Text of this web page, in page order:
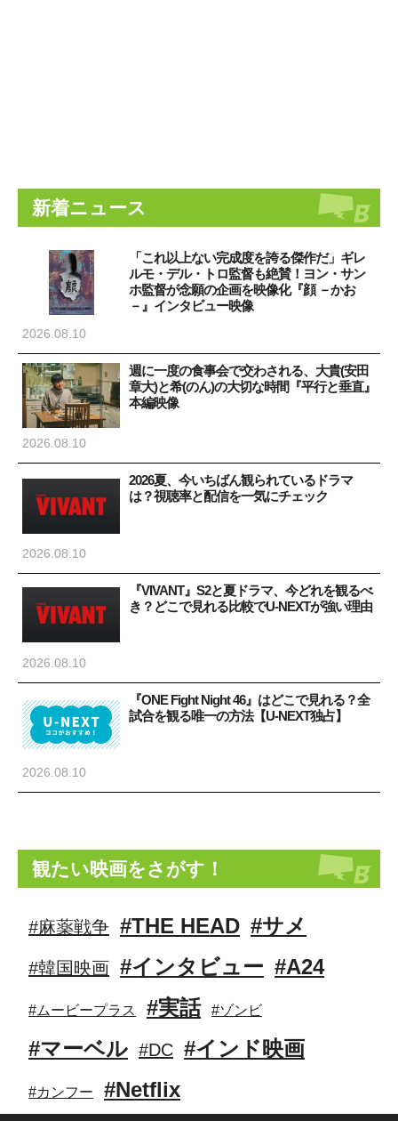
新着ニュース
「これ以上ない完成度を誇る傑作だ」ギレ
ルモ・デル・トロ監督も絶賛！ヨン・サン
ホ監督が念願の企画を映像化『顔 －かお
－』インタビュー映像
2026.08.10
週に一度の食事会で交わされる、大貴(安田
章大)と希(のん)の大切な時間『平行と垂直』
本編映像
2026.08.10
2026夏、今いちばん観られているドラマ
は？視聴率と配信を一気にチェック
2026.08.10
『VIVANT』S2と夏ドラマ、今どれを観るべ
き？どこで見れる比較でU-NEXTが強い理由
2026.08.10
『ONE Fight Night 46』はどこで見れる？全
試合を観る唯一の方法【U-NEXT独占】
2026.08.10
観たい映画をさがす！
#麻薬戦争 #THE HEAD #サメ
#韓国映画 #インタビュー #A24
#ムービープラス #実話 #ゾンビ
#マーベル #DC #インド映画
#カンフー #Netflix